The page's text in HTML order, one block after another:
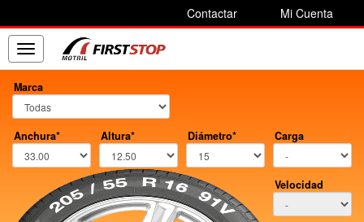
Contactar Mi Cuenta
Toggle
navigation
Marca
Anchura* Altura* Diámetro* Carga
Velocidad